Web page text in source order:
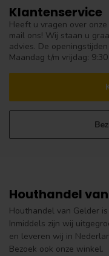
Klantenservice
Heeft u vragen over
mail ons! Wij staan u
advies. De
Maandag t/m vrijdag:
Houthandel
Houthandel van Gelder
Inmiddels zijn wij
en leveren wij in
Bezoek ook onze winkel.